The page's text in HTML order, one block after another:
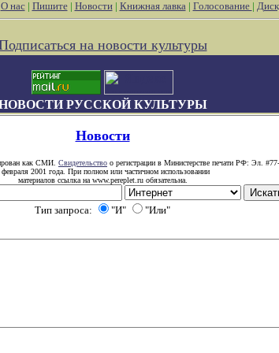
О нас| Пишите| Новости| Книжная лавка| Голосование |
на новости культуры
РУССКОЙ КУЛЬТУРЫ
Новости
как СМИ. Свидетельство о регистрации в Министерстве печати РФ: Эл.
февраля 2001 года. При полном или частичном использовании
материалов ссылка на www.pereplet.ru обязательна.
Тип запроса: "И" "Или"